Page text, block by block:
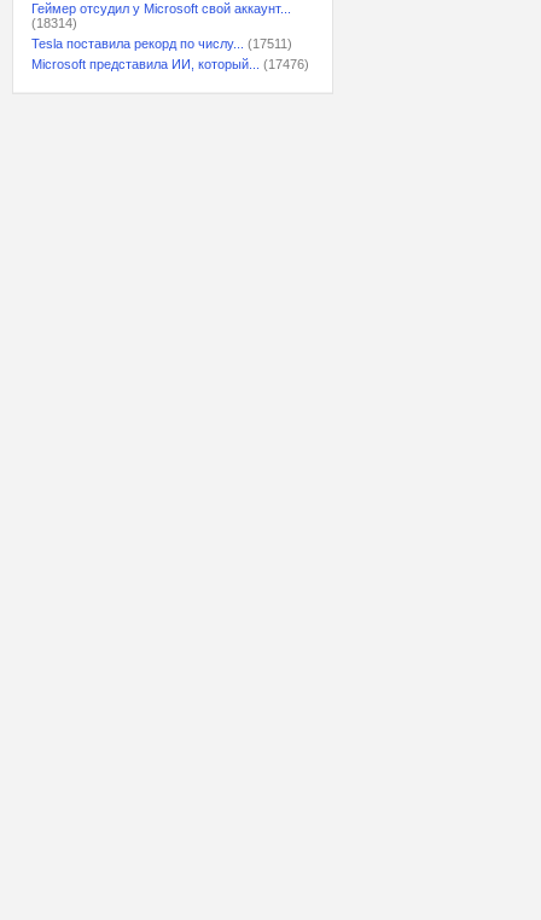
Геймер отсудил у Microsoft свой аккаунт...
(18314)
Tesla поставила рекорд по числу...
(17511)
Microsoft представила ИИ, который...
(17476)